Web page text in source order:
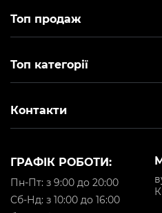
Топ продаж
Топ категорії
Контакти
ГРАФІК РОБОТИ:
Пн-Пт: з 9:00 до 20:00
Cб-Нд: з 10:00 до 16:00